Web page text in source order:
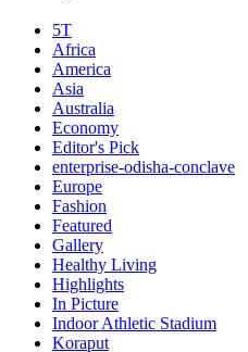
5T
Africa
America
Asia
Australia
Economy
Editor's Pick
enterprise-odisha-conclave
Europe
Fashion
Featured
Gallery
Healthy Living
Highlights
In Picture
Indoor Athletic Stadium
Koraput